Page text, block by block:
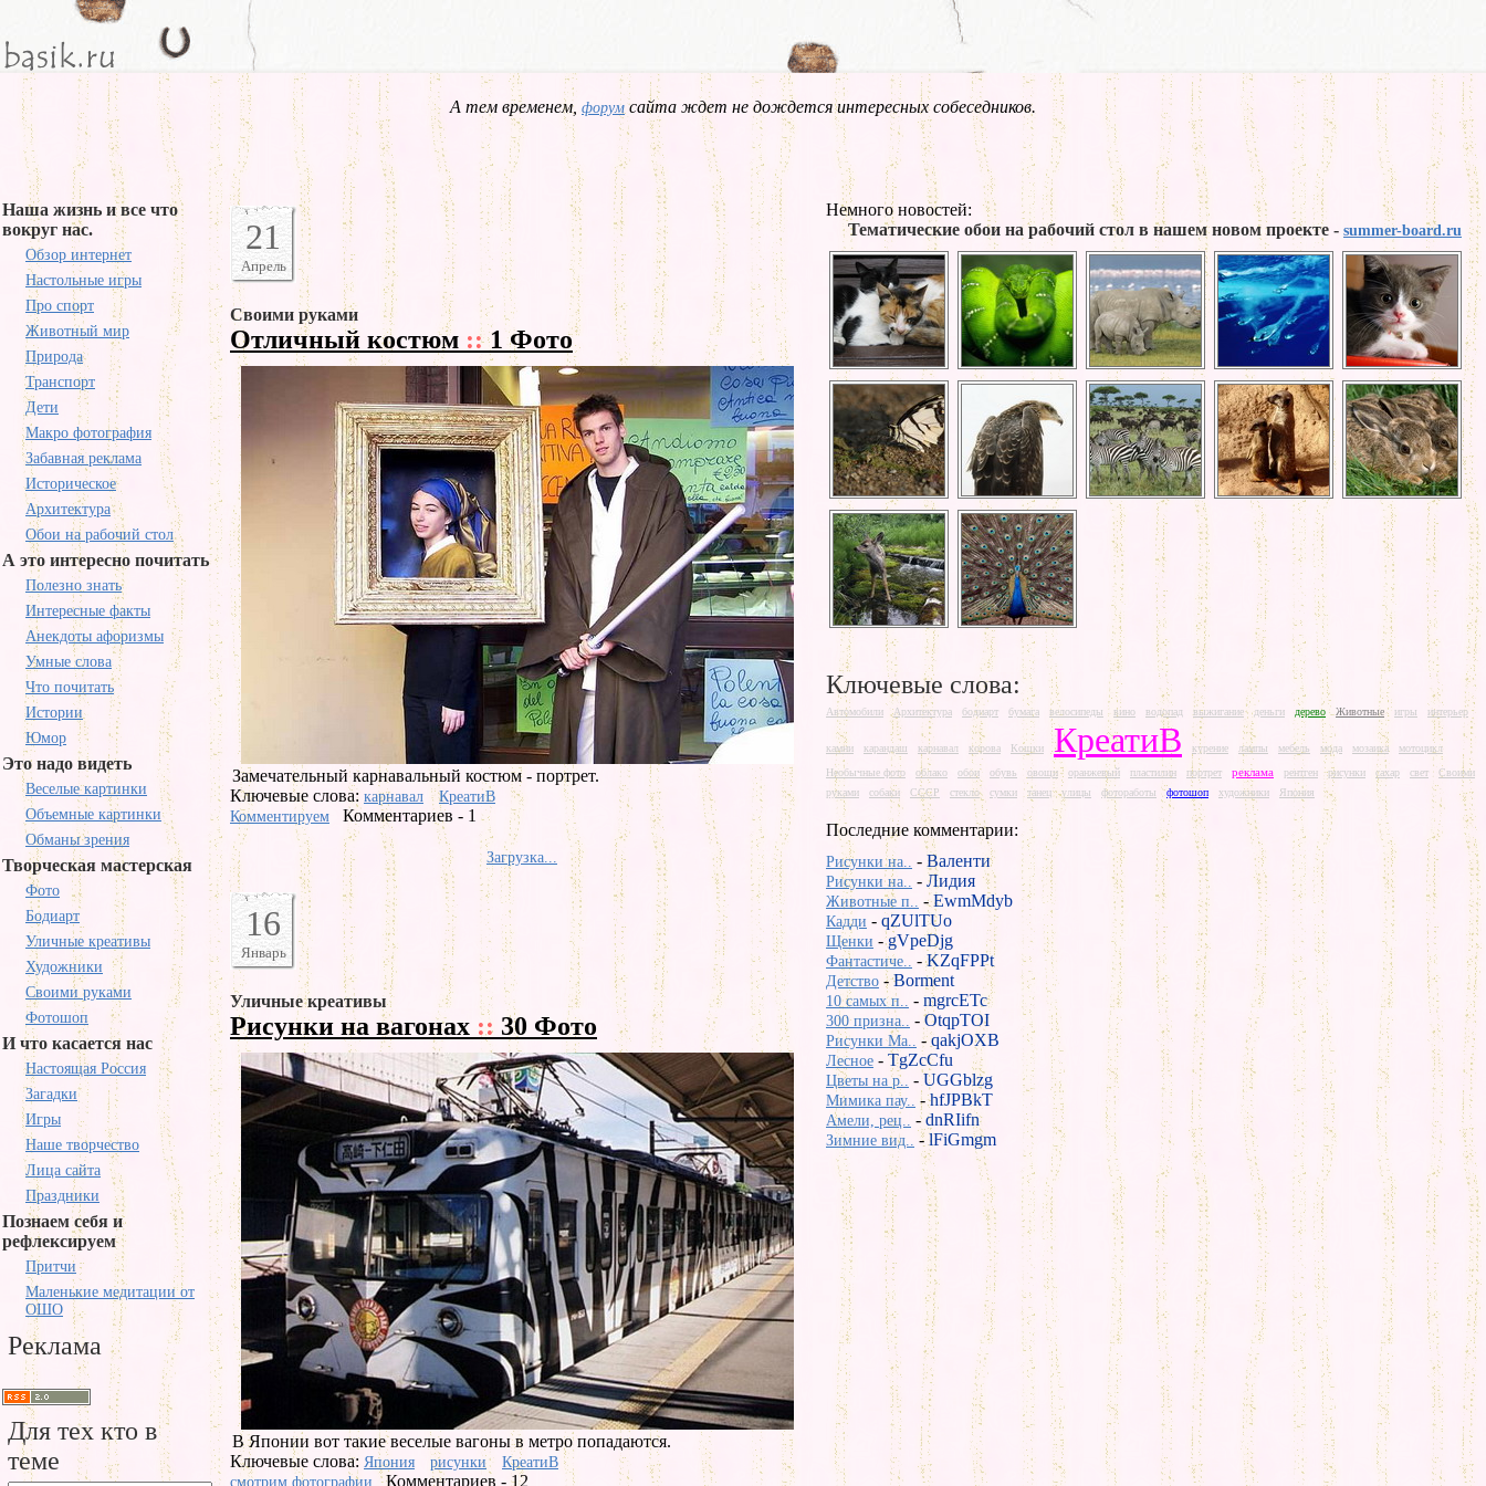
А тем временем, форум сайта ждет не дождется интересных собеседников.
Наша жизнь и все что
вокруг нас.
Обзор интернет
Настольные игры
Про спорт
Животный мир
Природа
Транспорт
Дети
Макро фотография
Забавная реклама
Историческое
Архитектура
Обои на рабочий стол
А это интересно почитать
Полезно знать
Интересные факты
Анекдоты афоризмы
Умные слова
Что почитать
Истории
Юмор
Это надо видеть
Веселые картинки
Объемные картинки
Обманы зрения
Творческая мастерская
Фото
Бодиарт
Уличные креативы
Художники
Своими руками
Фотошоп
И что касается нас
Настоящая Россия
Загадки
Игры
Наше творчество
Лица сайта
Праздники
Познаем себя и
рефлексируем
Притчи
Маленькие медитации от
ОШО
Реклама
Для тех кто в
теме
21
Апрель
Своими руками
Отличный костюм ::1 Фото
Замечательный карнавальный костюм - портрет.
Ключевые слова: карнавал
КреатиВ
Комментируем
Комментариев - 1
Загрузка...
16
Январь
Уличные креативы
Рисунки на вагонах :: 30 Фото
В Японии вот такие веселые вагоны в метро попадаются.
Ключевые слова: Япония рисунки
КреатиВ
смотрим фотографии
Комментариев - 12
Немного новостей:
Тематические обои на рабочий стол в нашем новом проекте - summer-board.ru
Ключевые слова:
Автомобили Архитектура бодиарт бумага велосипеды вино водопад выжигание деньги дерево Животные игры интерьер
камни карандаш карнавал корова Кошки КреатиВ курение лампы мебель мода мозаика
мотоцикл
Необычные фото
облако обои обувь овощи оранжевый пластилин портрет реклама рентген рисунки сахар свет
Своими
руками
собаки СССР стекло сумки танец улицы фотоработы фотошоп художники Япония
Последние комментарии:
Рисунки на.. - Валенти
Рисунки на.. - Лидия
Животные п.. -EwmMdyb
Кадди - qZUlTUo
Щенки -gVpeDjg
Фантастиче.. -KZqFPPt
Детство -Borment
10 самых п.. - mgrcETc
300 призна.. -OtqpTOI
Рисунки Ma.. -qakjOXB
Лесное - TgZcCfu
Цветы на р.. - UGGblzg
Мимика пау.. -hfJPBkT
Амели, рец.. -dnRIifn
Зимние вид.. - lFiGmgm